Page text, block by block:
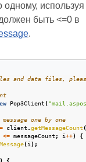
одному, используя
быть <=0 в
.
and data files,
Pop3Client(
one by one
= client .getMessageCount
<= messageCount ; i++)
{
(i );
)
{